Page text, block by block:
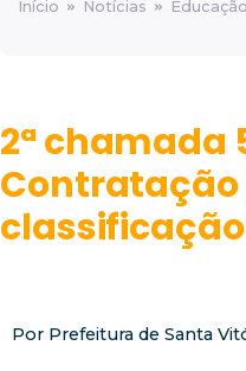
Início Notícias Educação
2ª chamada
Contratação
classificação
Por Prefeitura de Santa